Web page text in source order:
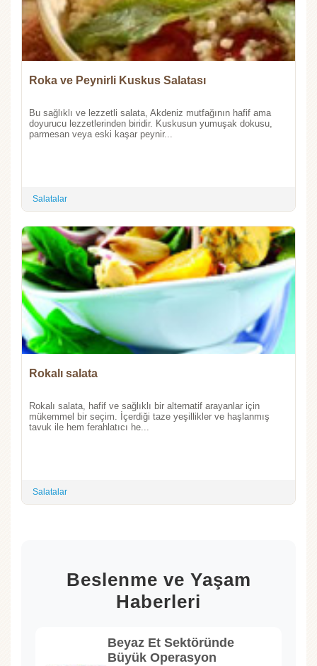
Roka ve Peynirli Kuskus Salatası
Bu sağlıklı ve lezzetli salata, Akdeniz mutfağının hafif ama
doyurucu lezzetlerinden biridir. Kuskusun yumuşak dokusu,
parmesan veya eski kaşar peynir...
Salatalar
Rokalı salata
Rokalı salata, hafif ve sağlıklı bir alternatif arayanlar için
mükemmel bir seçim. İçerdiği taze yeşillikler ve haşlanmış
tavuk ile hem ferahlatıcı he...
Salatalar
Beslenme ve Yaşam
Haberleri
Beyaz Et Sektöründe
Büyük Operasyon